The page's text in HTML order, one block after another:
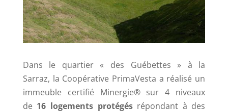
Dans le quartier « des Guébettes » à la
Sarraz, la Coopérative PrimaVesta a réalisé un
immeuble certifié Minergie® sur 4 niveaux
de 16 logements protégésrépondant à des